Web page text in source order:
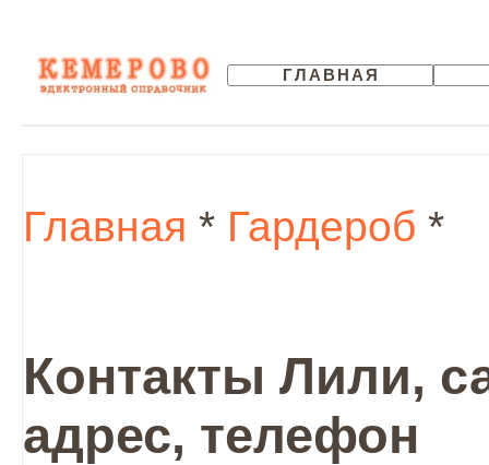
ГЛАВНАЯ
Главная * Гардероб *
Контакты Лили,
адрес, телефон